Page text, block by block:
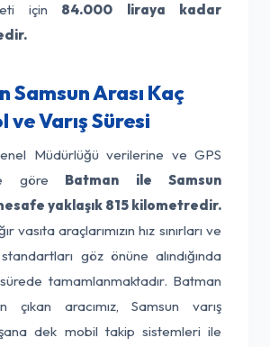
için 84.000 liraya kadar
Samsun Arası Kaç
ve Varış Süresi
Müdürlüğü verilerine ve GPS
göre Batman ile Samsun
yaklaşık 815 kilometredir.
vasıta araçlarımızın hız sınırları ve
göz önüne alındığında
tamamlanmaktadır. Batman
çıkan aracımız, Samsun varış
dek mobil takip sistemleri ile